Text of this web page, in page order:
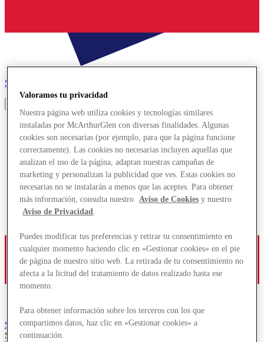
Serravalle
SerravalleDesigner Outlet
Search input
Valoramos tu privacidad
Nuestra página web utiliza cookies y tecnologías similares
instaladas por McArthurGlen con diversas finalidades. Algunas
cookies son necesarias (por ejemplo, para que la página funcione
correctamente). Las cookies no necesarias incluyen aquellas que
analizan el uso de la página, adaptan nuestras campañas de
marketing y personalizan la publicidad que ves. Estas cookies no
necesarias no se instalarán a menos que las aceptes. Para obtener
más información, consulta nuestro
Aviso de Cookies y nuestro
Aviso de Privacidad
Puedes modificar tus preferencias y retirar tu consentimiento en
cualquier momento haciendo clic en «Gestionar cookies» en el pie
de página de nuestro sitio web. La retirada de tu consentimiento no
afecta a la licitud del tratamiento de datos realizado hasta ese
momento.
Para obtener información sobre los terceros con los que
compartimos datos, haz clic en «Gestionar cookies» a
continuación.